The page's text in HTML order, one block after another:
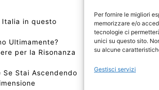
Per fornire le migliori
memorizzare e/o
tecnologie ci
unici su questo sito.
su alcune
Gestisci servizi
Italia in questo
Ultimamente?
per la Risonanza
Se Stai Ascendendo
Copyright
Edizioni
Chi Siamo:
📰 Contenuto
Sitemap-